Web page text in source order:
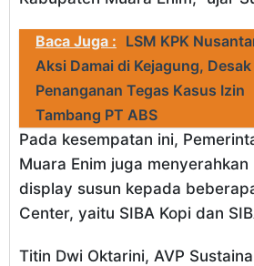
Baca Juga : LSM KPK
Aksi Damai di Kejagung, Desak
Penanganan Tegas Kasus Izin
Tambang PT ABS
Pada kesempatan ini,
Muara Enim juga
display susun kepada
Center, yaitu SIBA Kopi dan
Titin Dwi Oktarini, AVP